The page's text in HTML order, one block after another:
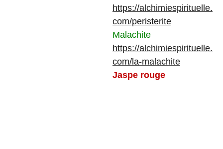
https://alchimiespirituelle.
com/peristerite
Malachite
https://alchimiespirituelle.
com/la-malachite
Jaspe rouge